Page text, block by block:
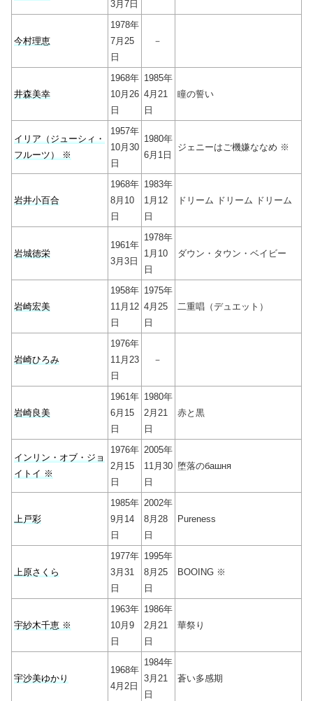
3月7日
今村理恵
1978年
7月25
日
－
井森美幸
1968年
10月26
日
1985年
4月21
日
瞳の誓い
イリア（ジューシィ・
フルーツ） ※
1957年
10月30
日
1980年
6月1日
ジェニーはご機嫌ななめ ※
岩井小百合
1968年
8月10
日
1983年
1月12
日
ドリーム ドリーム ドリーム
岩城徳栄
1961年
3月3日
1978年
1月10
日
ダウン・タウン・ベイビー
岩崎宏美
1958年
11月12
日
1975年
4月25
日
二重唱（デュエット）
岩崎ひろみ
1976年
11月23
日
－
岩崎良美
1961年
6月15
日
1980年
2月21
日
赤と黒
インリン・オブ・ジョ
イトイ ※
1976年
2月15
日
2005年
11月30
日
堕落のбашня
上戸彩
1985年
9月14
日
2002年
8月28
日
Pureness
上原さくら
1977年
3月31
日
1995年
8月25
日
BOOING ※
宇紗木千恵 ※
1963年
10月9
日
1986年
2月21
日
華祭り
宇沙美ゆかり
1968年
4月2日
1984年
3月21
日
蒼い多感期